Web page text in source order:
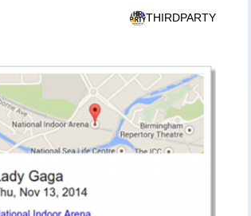
THIRDPARTY